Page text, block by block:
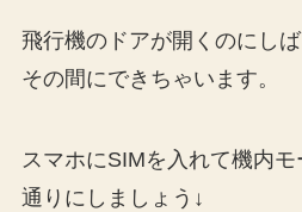
飛行機のドアが開くのにし
その間にできちゃいます。
スマホにSIMを入れて機内
通りにしましょう↓